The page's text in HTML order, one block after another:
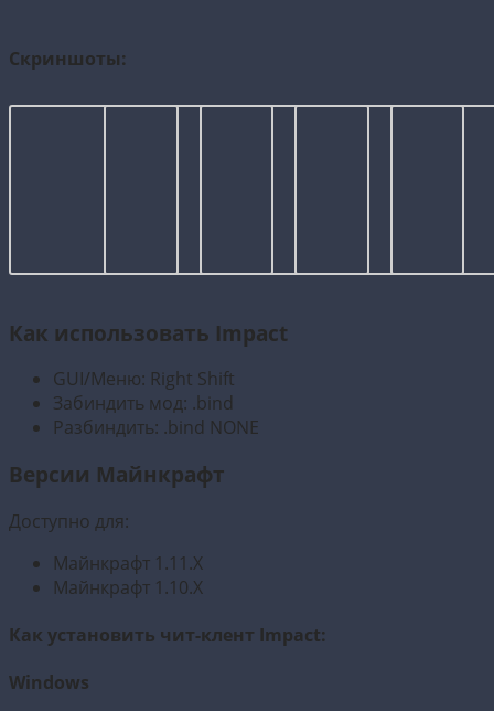
Скриншоты:
Как использовать Impact
GUI/Меню: Right Shift
Забиндить мод: .bind
Разбиндить: .bind NONE
Версии Майнкрафт
Доступно для:
Майнкрафт 1.11.X
Майнкрафт 1.10.X
Как установить чит-клент Impact:
Windows